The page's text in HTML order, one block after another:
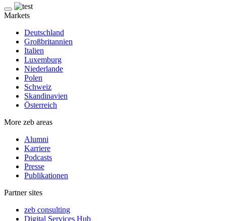
Markets
Deutschland
Großbritannien
Italien
Luxemburg
Niederlande
Polen
Schweiz
Skandinavien
Österreich
More zeb areas
Alumni
Karriere
Podcasts
Presse
Publikationen
Partner sites
zeb consulting
Digital Services Hub